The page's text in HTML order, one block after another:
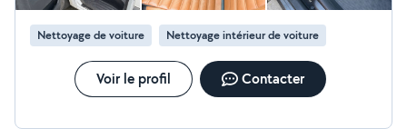
Nettoyage de voiture Nettoyage intérieur de voiture
Voir le profil Contacter